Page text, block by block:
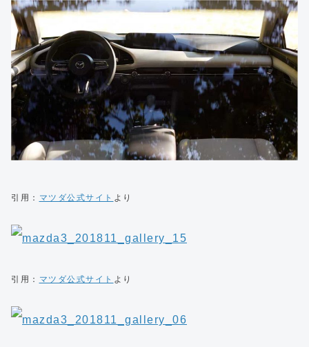
引用： マツダ公式サイト より
引用： マツダ公式サイト より